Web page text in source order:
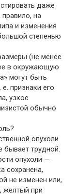
даже
на
и изменения
степенью
(не менее
в окружающую
могут быть
признаки его
узкое
обычно
опухоли
бывает трудной.
опухоли —
сохранена,
не изменен или,
желтый при